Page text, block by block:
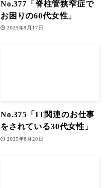
No.377「脊柱管狭窄症で
お困りの60代女性」
2025年9月17日
No.375「IT関連のお仕事
をされている30代女性」
2025年8月20日